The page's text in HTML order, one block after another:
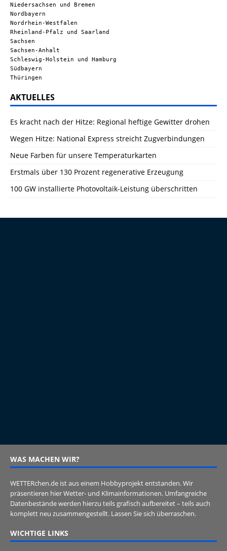
Niedersachsen und Bremen
Nordbayern
Nordrhein-Westfalen
Rheinland-Pfalz und Saarland
Sachsen
Sachsen-Anhalt
Schleswig-Holstein und Hamburg
Südbayern
Thüringen
AKTUELLES
Es kracht nach der Hitze: Regional heftige Gewitter drohen
Wegen Hitze: National Express streicht Zugverbindungen
Neue Farben für unsere Temperaturkarten
Erstmals über 130 Prozent regenerative Erzeugung
100 GW installierte Photovoltaik-Leistung überschritten
WAS MACHEN WIR?
WETTERchen.de ist aus einem Hobbyprojekt entstanden. Wir
präsentieren hier Wetter- und Klimainformationen. Umfangreiche
Datenbestände werden hierzu teils grafisch aufbereitet – teils auch
komplett neu zusammengestellt. Lassen Sie sich überraschen.
WICHTIGE LINKS